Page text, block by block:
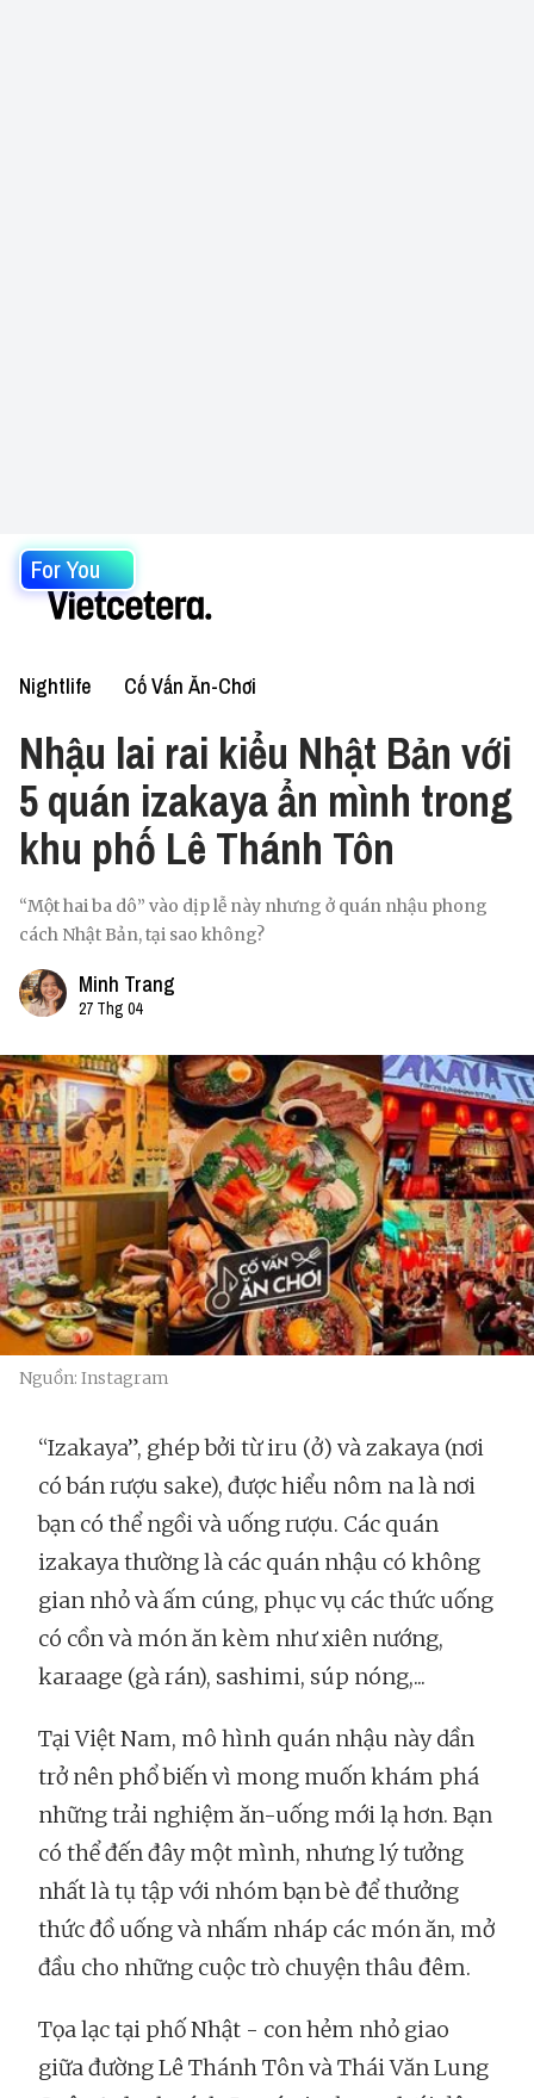
For You
Nightlife Cố Vấn Ăn-Chơi
Nhậu lai rai kiểu Nhật Bản với
5 quán izakaya ẩn mình trong
khu phố Lê Thánh Tôn
“Một hai ba dô” vào dịp lễ này nhưng ở quán nhậu phong
cách Nhật Bản, tại sao không?
Minh Trang
27 Thg 04
Nguồn: Instagram
“Izakaya”, ghép bởi từ iru (ở) và zakaya (nơi
có bán rượu sake), được hiểu nôm na là nơi
bạn có thể ngồi và uống rượu. Các quán
izakaya thường là các quán nhậu có không
gian nhỏ và ấm cúng, phục vụ các thức uống
có cồn và món ăn kèm như xiên nướng,
karaage (gà rán), sashimi, súp nóng,...
Tại Việt Nam, mô hình quán nhậu này dần
trở nên phổ biến vì mong muốn khám phá
những trải nghiệm ăn-uống mới lạ hơn. Bạn
có thể đến đây một mình, nhưng lý tưởng
nhất là tụ tập với nhóm bạn bè để thưởng
thức đồ uống và nhấm nháp các món ăn, mở
đầu cho những cuộc trò chuyện thâu đêm.
Tọa lạc tại phố Nhật - con hẻm nhỏ giao
giữa đường Lê Thánh Tôn và Thái Văn Lung